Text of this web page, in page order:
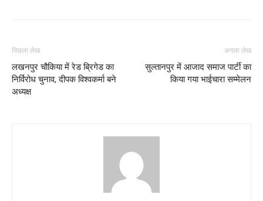
पिछला लेख
लखनपुर चौकिया में रेड ब्रिगेड का
निर्विरोध चुनाव, दीपक विश्वकर्मा बने
अध्यक्ष
अगला लेख
सुल्तानपुर में आजाद समाज पार्टी का
किया गया भाईचारा सम्मेलन